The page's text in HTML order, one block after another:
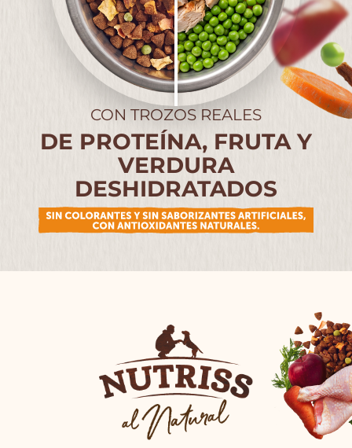
CON TROZOS REALES
DE PROTEÍNA, FRUTA Y
VERDURA
DESHIDRATADOS